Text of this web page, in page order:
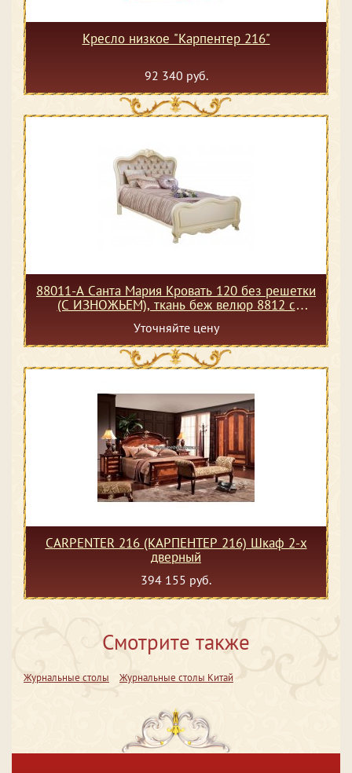
Кресло низкое "Карпентер 216"
92 340 руб.
88011-A Санта Мария Кровать 120 без решетки
(С ИЗНОЖЬЕМ), ткань беж велюр 8812 с
Уточняйте цену
CARPENTER 216 (КАРПЕНТЕР 216) Шкаф 2-х
дверный
394 155 руб.
Смотрите также
Журнальные столы Журнальные столы Китай